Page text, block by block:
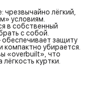
лёгкий,
условиям.
в собственный
с собой.
защиту
убирается.
«overbuilt», что
куртки.